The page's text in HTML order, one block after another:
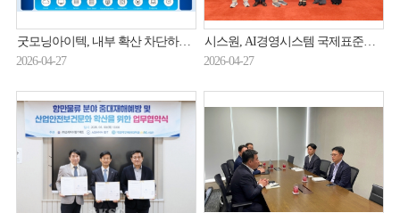
굿모닝아이텍, 내부 확산 차단하는 제로트러스트 보안 전략 제시
2026-04-27
시스원, AI경영시스템 국제표준인증 획득
2026-04-27